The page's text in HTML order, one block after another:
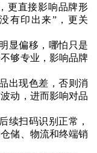
更直接影响品牌形
有印出来”，更关
显偏移，哪怕只是
够专业，影响品牌
出现色差，否则消
动，进而影响对品
续扫码识别正常，
储、物流和终端销